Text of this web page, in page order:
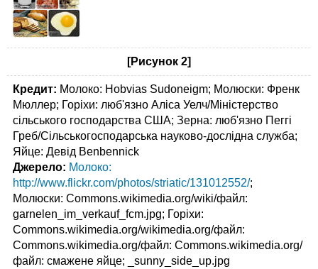
[Рисунок 2]
Кредит: Молоко: Hobvias Sudoneigm; Молюски: Френк
Мюллер; Горіхи: люб'язно Аліса Уелч/Міністерство
сільського господарства США; Зерна: люб'язно Пеггі
Греб/Сільськогосподарська науково-дослідна служба;
Яйце: Девід Benbennick
Джерело: Молоко:
http://www.flickr.com/photos/striatic/131012552/;
Молюски: Commons.wikimedia.org/wiki/файл:
garnelen_im_verkauf_fcm.jpg; Горіхи:
Commons.wikimedia.org/wikimedia.org/файл:
Commons.wikimedia.org/файл: Commons.wikimedia.org/
файл: смажене яйце; _sunny_side_up.jpg